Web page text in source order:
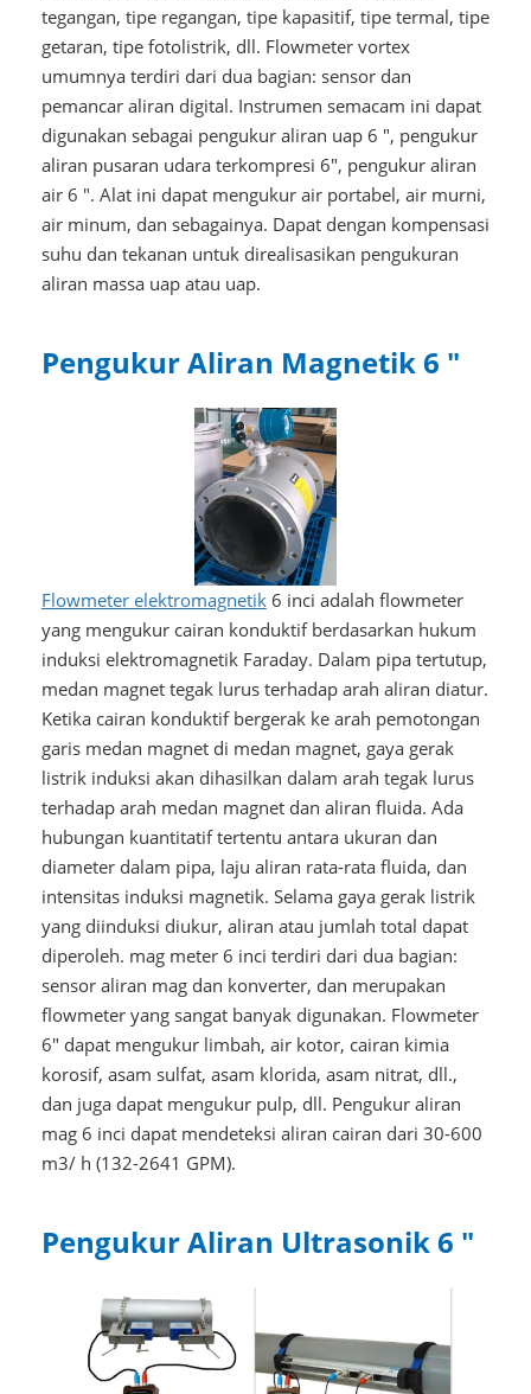
tegangan, tipe regangan, tipe kapasitif, tipe termal, tipe
getaran, tipe fotolistrik, dll. Flowmeter vortex
umumnya terdiri dari dua bagian: sensor dan
pemancar aliran digital. Instrumen semacam ini dapat
digunakan sebagai pengukur aliran uap 6 ", pengukur
aliran pusaran udara terkompresi 6", pengukur aliran
air 6 ". Alat ini dapat mengukur air portabel, air murni,
air minum, dan sebagainya. Dapat dengan kompensasi
suhu dan tekanan untuk direalisasikan pengukuran
aliran massa uap atau uap.
Pengukur Aliran Magnetik 6 "
Flowmeter elektromagnetik6 inci adalah flowmeter
yang mengukur cairan konduktif berdasarkan hukum
induksi elektromagnetik Faraday. Dalam pipa tertutup,
medan magnet tegak lurus terhadap arah aliran diatur.
Ketika cairan konduktif bergerak ke arah pemotongan
garis medan magnet di medan magnet, gaya gerak
listrik induksi akan dihasilkan dalam arah tegak lurus
terhadap arah medan magnet dan aliran fluida. Ada
hubungan kuantitatif tertentu antara ukuran dan
diameter dalam pipa, laju aliran rata-rata fluida, dan
intensitas induksi magnetik. Selama gaya gerak listrik
yang diinduksi diukur, aliran atau jumlah total dapat
diperoleh. mag meter 6 inci terdiri dari dua bagian:
sensor aliran mag dan konverter, dan merupakan
flowmeter yang sangat banyak digunakan. Flowmeter
6" dapat mengukur limbah, air kotor, cairan kimia
korosif, asam sulfat, asam klorida, asam nitrat, dll.,
dan juga dapat mengukur pulp, dll. Pengukur aliran
mag 6 inci dapat mendeteksi aliran cairan dari 30-600
m3/ h (132-2641 GPM).
Pengukur Aliran Ultrasonik 6 "